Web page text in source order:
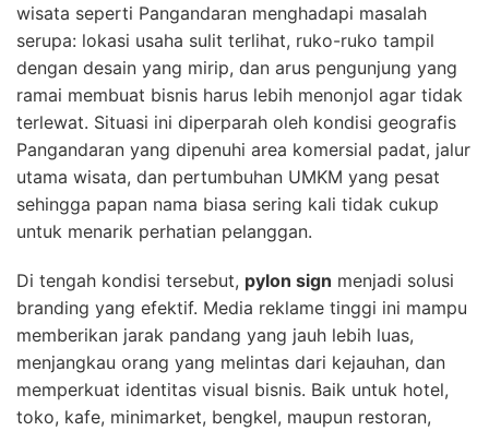
wisata seperti Pangandaran menghadapi masalah
serupa: lokasi usaha sulit terlihat, ruko-ruko tampil
dengan desain yang mirip, dan arus pengunjung yang
ramai membuat bisnis harus lebih menonjol agar tidak
terlewat. Situasi ini diperparah oleh kondisi geografis
Pangandaran yang dipenuhi area komersial padat, jalur
utama wisata, dan pertumbuhan UMKM yang pesat
sehingga papan nama biasa sering kali tidak cukup
untuk menarik perhatian pelanggan.
Di tengah kondisi tersebut, pylon sign menjadi solusi
branding yang efektif. Media reklame tinggi ini mampu
memberikan jarak pandang yang jauh lebih luas,
menjangkau orang yang melintas dari kejauhan, dan
memperkuat identitas visual bisnis. Baik untuk hotel,
toko, kafe, minimarket, bengkel, maupun restoran,